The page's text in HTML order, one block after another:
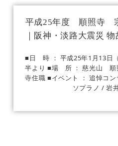
平成25年度 順照寺
｜阪神・淡路大震災
■日 時 ： 平成25年1月13日
半より ■場 所 ： 慈光山 順
寺住職 ■イベント ： 追悼コン